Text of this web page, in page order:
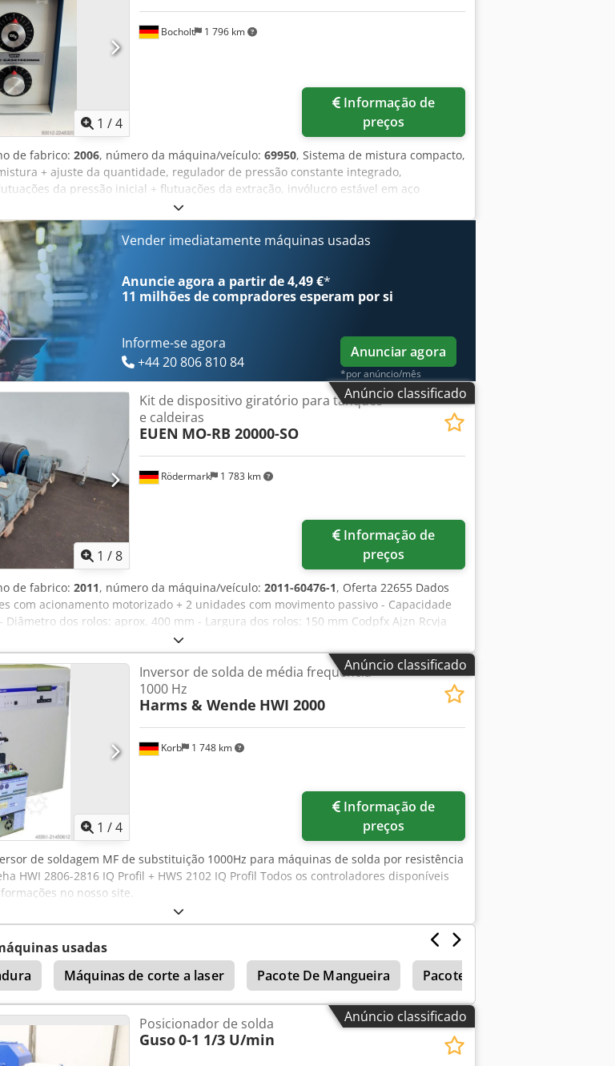
1 /4
Bocholt 1 796 km
preços
de fabrico: 2006, número da máquina/veículo: 69950, Sistema de mistura compacto,
+ ajuste da quantidade, regulador de pressão constante integrado,
da pressão inicial + flutuações da extração, invólucro estável em aço
simples. Dados técnicos: Pressão de entrada (bar): mín. 4 - máx. 13 Pressão de
dependendo da extração Vazão da mistura gasosa: 10 - 60 N l/min Dimensões: A 250
Aaszrfkco Toa Peso: aprox. 12 kg
Vender imediatamente máquinas usadas
Anuncie agora a partir de 4,49 €*
11 milhões de compradoresesperam por si
Informe-se agora
+44 20 806 810 84
Anunciar agora
*por anúncio/mês
Anúncio classificado
1 /8
Rödermark 1 783 km
Kit de dispositivo giratório para tanques
e caldeiras
EUEN MO-RB 20000-SO
preços
de fabrico: 2011, número da máquina/veículo: 2011-60476-1, Oferta 22655 Dados
com acionamento motorizado + 2 unidades com movimento passivo - Capacidade
Diâmetro dos rolos: aprox. 400 mm - Largura dos rolos: 150 mm Codpfx Ajzn Rcvja
mm - Alimentação: 400 V - Espaço necessário com o sistema de acionamento:
P 900 mm - Espaço necessário sem o sistema de acionamento: aprox. L 250 x A 500 x
1200 kg - Sem unidade de controlo elétrica / quadro de comandoAnúncio classificado
1 /4
Korb 1 748 km
Inversor de solda de média frequência
1000 Hz
Harms & Wende HWI 2000
preços
de soldagem MF de substituição 1000Hz para máquinas de solda por resistência
HWI 2806-2816 IQ Profil + HWS 2102 IQ Profil Todos os controladores disponíveis
no nosso site.
usadas
Máquinas de corte a laser Pacote De Mangueira Pacote
Anúncio classificado
Posicionador de solda
Guso0-1 1/3 U/min